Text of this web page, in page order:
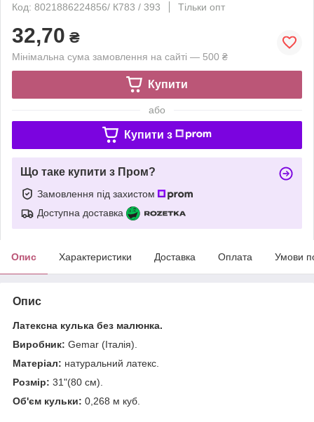
Код: 8021886224856/ К783 / 393
Тільки опт
32,70 ₴
Мінімальна сума замовлення на сайті — 500 ₴
Купити
або
Купити з
Що таке купити з Пром?
Замовлення під захистом
Доступна доставка
Опис Характеристики Доставка Оплата Умови
Опис
Латексна кулька без малюнка.
Виробник: Gemar (Італія).
Матеріал: натуральний латекс.
Розмір: 31"(80 см).
Об'єм кульки: 0,268 м куб.